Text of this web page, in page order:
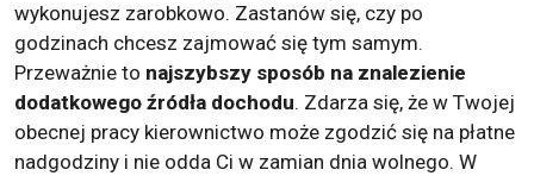
wykonujesz zarobkowo. Zastanów się, czy po
godzinach chcesz zajmować się tym samym.
Przeważnie to najszybszy sposób na znalezienie
dodatkowego źródła dochodu. Zdarza się, że w Twojej
obecnej pracy kierownictwo może zgodzić się na płatne
nadgodziny i nie odda Ci w zamian dnia wolnego. W